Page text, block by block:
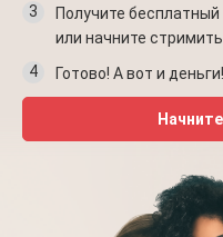
3
Получите
или начните
4
Готово! А вот и деньги!